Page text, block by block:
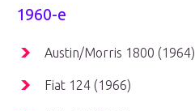
1960-е
Austin/Morris 1800 (1964)
Fiat 124 (1966)